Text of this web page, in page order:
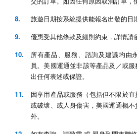
旅遊日期按系統提供能報名出發的日
優惠受其他條款及細則約束，詳情請
所有產品、服務、諮詢及建議均由
員。美國運通並非該等產品及／或
出任何表述或保證。
因享用產品或服務（包括但不限於
或破壞、或人身傷害，美國運通概
外。